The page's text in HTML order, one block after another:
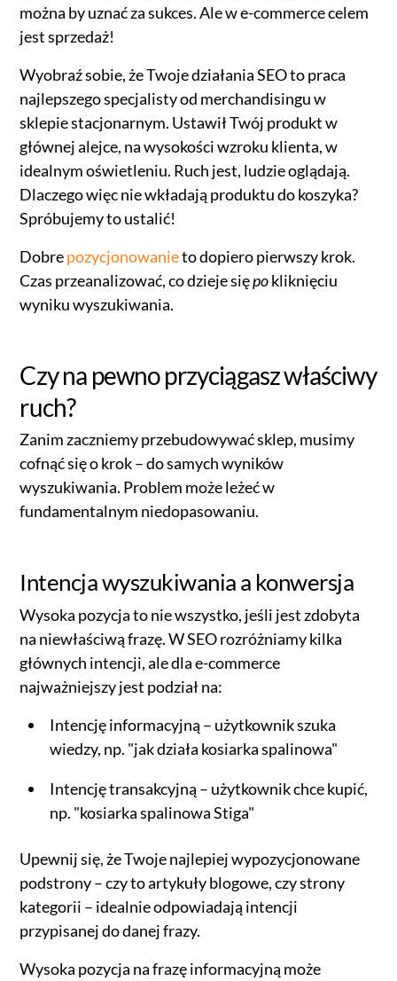
można by uznać za sukces. Ale w e-commerce celem
jest sprzedaż!
Wyobraź sobie, że Twoje działania SEO to praca
najlepszego specjalisty od merchandisingu w
sklepie stacjonarnym. Ustawił Twój produkt w
głównej alejce, na wysokości wzroku klienta, w
idealnym oświetleniu. Ruch jest, ludzie oglądają.
Dlaczego więc nie wkładają produktu do koszyka?
Spróbujemy to ustalić!
Dobrepozycjonowanieto dopiero pierwszy krok.
Czas przeanalizować, co dzieje siępokliknięciu
wyniku wyszukiwania.
Czy na pewno przyciągasz właściwy
ruch?
Zanim zaczniemy przebudowywać sklep, musimy
cofnąć się o krok – do samych wyników
wyszukiwania. Problem może leżeć w
fundamentalnym niedopasowaniu.
Intencja wyszukiwania a konwersja
Wysoka pozycja to nie wszystko, jeśli jest zdobyta
na niewłaściwą frazę. W SEO rozróżniamy kilka
głównych intencji, ale dla e-commerce
najważniejszy jest podział na:
Intencję informacyjną – użytkownik szuka
wiedzy, np. "jak działa kosiarka spalinowa"
Intencję transakcyjną – użytkownik chce kupić,
np. "kosiarka spalinowa Stiga"
Upewnij się, że Twoje najlepiej wypozycjonowane
podstrony – czy to artykuły blogowe, czy strony
kategorii – idealnie odpowiadają intencji
przypisanej do danej frazy.
Wysoka pozycja na frazę informacyjną może